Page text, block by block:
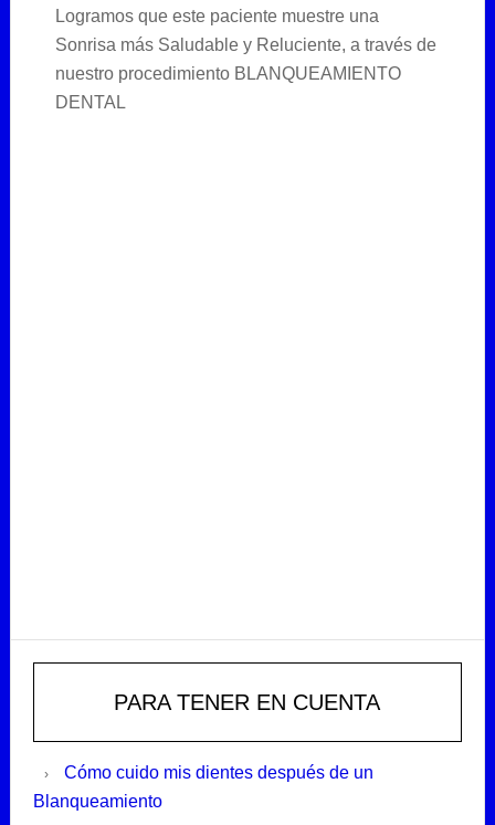
Logramos que este paciente muestre una
Sonrisa más Saludable y Reluciente, a través de
nuestro procedimiento BLANQUEAMIENTO
DENTAL
Primary
SidebarPARA TENER EN CUENTA
Cómo cuido mis dientes después de un
Blanqueamiento